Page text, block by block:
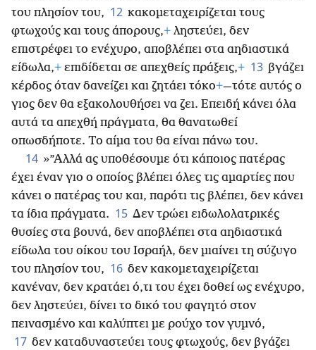
του πλησίον του, 12 κακομεταχειρίζεται τους
φτωχούς και τους άπορους,+ ληστεύει, δεν
επιστρέφει το ενέχυρο, αποβλέπει στα αηδιαστικά
είδωλα,+ επιδίδεται σε απεχθείς πράξεις,+ 13 βγάζει
κέρδος όταν δανείζει και ζητάει τόκο+—τότε αυτός ο
γιος δεν θα εξακολουθήσει να ζει. Επειδή κάνει όλα
αυτά τα απεχθή πράγματα, θα θανατωθεί
οπωσδήποτε. Το αίμα του θα είναι πάνω του.
14 »”Αλλά ας υποθέσουμε ότι κάποιος πατέρας
έχει έναν γιο ο οποίος βλέπει όλες τις αμαρτίες που
κάνει ο πατέρας του και, παρότι τις βλέπει, δεν κάνει
τα ίδια πράγματα. 15 Δεν τρώει ειδωλολατρικές
θυσίες στα βουνά, δεν αποβλέπει στα αηδιαστικά
είδωλα του οίκου του Ισραήλ, δεν μιαίνει τη σύζυγο
του πλησίον του, 16 δεν κακομεταχειρίζεται
κανέναν, δεν κρατάει ό,τι του έχει δοθεί ως ενέχυρο,
δεν ληστεύει, δίνει το δικό του φαγητό στον
πεινασμένο και καλύπτει με ρούχο τον γυμνό,
17 δεν καταδυναστεύει τους φτωχούς, δεν βγάζει